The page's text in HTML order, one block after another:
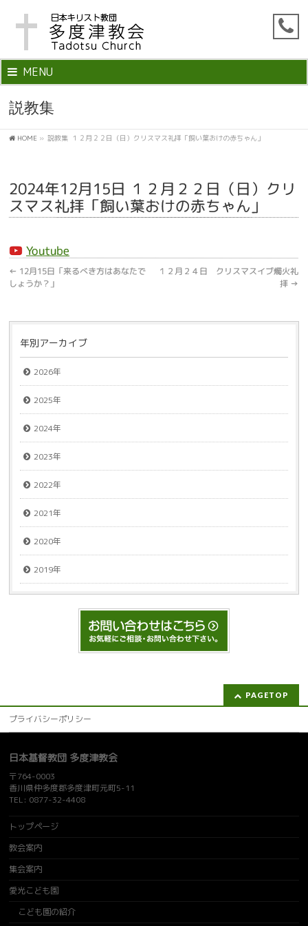
MENU
説教集
HOME » 説教集 １２月２２日（日）クリスマス礼拝「飼い葉おけの赤ちゃん」
2024年12月15日 １２月２２日（日）クリ
スマス礼拝「飼い葉おけの赤ちゃん」
Youtube
← 12月15日「来るべき方はあなたで
しょうか？」
１２月２４日 クリスマスイブ燭火礼
拝 →
年別アーカイブ
2026年
2025年
2024年
2023年
2022年
2021年
2020年
2019年
PAGETOP
プライバシーポリシー
日本基督教団 多度津教会
〒764-0003
香川県仲多度郡多度津町元町5-11
TEL: 0877-32-4408
トップページ
教会案内
集会案内
愛光こども園
こども園の紹介